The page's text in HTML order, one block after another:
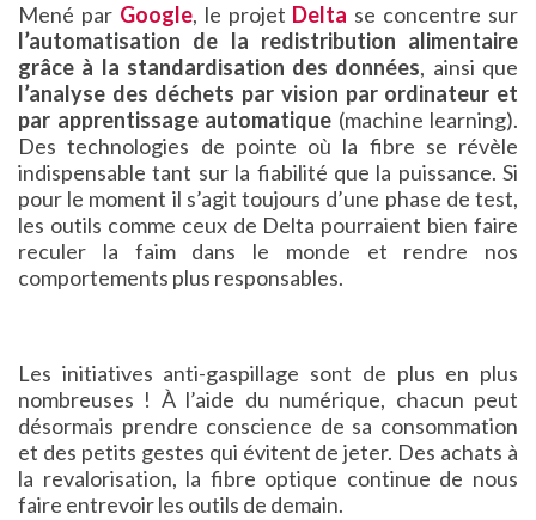
Mené par Google, le projet Delta se concentre sur
l’automatisation de la redistribution alimentaire
grâce à la standardisation des données, ainsi que
l’analyse des déchets par vision par ordinateur et
par apprentissage automatique (machine learning).
Des technologies de pointe où la fibre se révèle
indispensable tant sur la fiabilité que la puissance. Si
pour le moment il s’agit toujours d’une phase de test,
les outils comme ceux de Delta pourraient bien faire
reculer la faim dans le monde et rendre nos
comportements plus responsables.
Les initiatives anti-gaspillage sont de plus en plus
nombreuses ! À l’aide du numérique, chacun peut
désormais prendre conscience de sa consommation
et des petits gestes qui évitent de jeter. Des achats à
la revalorisation, la fibre optique continue de nous
faire entrevoir les outils de demain.